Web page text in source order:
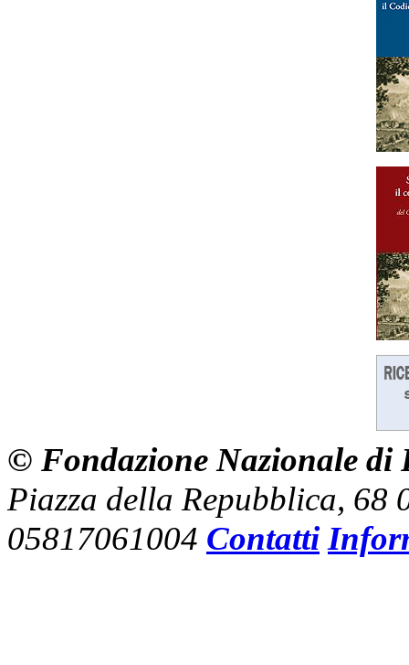
© Fondazione Nazionale di
Piazza della Repubblica, 68
05817061004 Contatti